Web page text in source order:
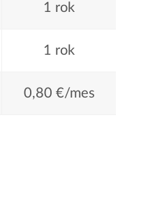
1 rok
1 rok
0,80 €/mes